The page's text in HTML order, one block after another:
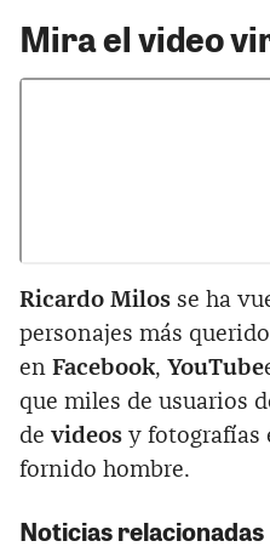
Mira el video
Ricardo Milos se ha
personajes más
en Facebook, YouTube
que miles de usuarios
de videos y fotografías
fornido hombre.
Noticias relacionadas